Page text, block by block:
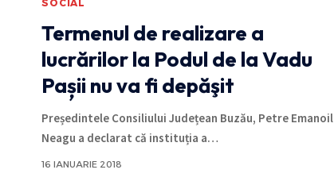
SOCIAL
Termenul de realizare a
lucrărilor la Podul de la Vadu
Pașii nu va fi depăşit
Președintele Consiliului Județean Buzău, Petre Emanoil
Neagu a declarat că instituția a…
16 IANUARIE 2018